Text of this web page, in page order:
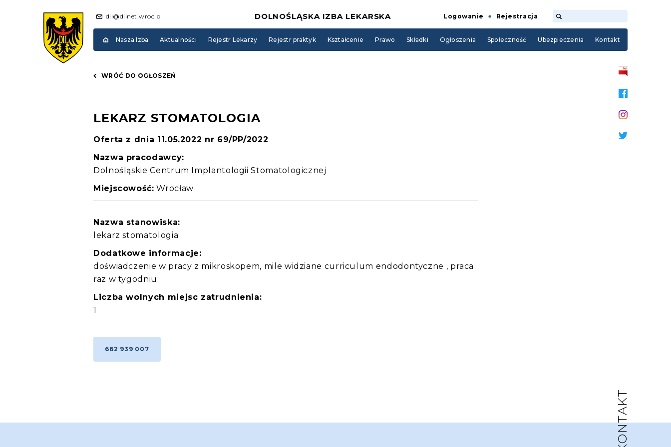
dil@dilnet.wroc.pl DOLNOŚLĄSKA IZBA LEKARSKA Logowanie Rejestracja
Nasza Izba Aktualności Rejestr Lekarzy Rejestr praktyk Kształcenie Prawo Składki Ogłoszenia Społeczność Ubezpieczenia Kontakt
WRÓĆ DO OGŁOSZEŃ
LEKARZ STOMATOLOGIA
Oferta z dnia 11.05.2022 nr 69/PP/2022
Nazwa pracodawcy:
Dolnośląskie Centrum Implantologii Stomatologicznej
Miejscowość: Wrocław
Nazwa stanowiska:
lekarz stomatologia
Dodatkowe informacje:
doświadczenie w pracy z mikroskopem, mile widziane curriculum endodontyczne , praca
raz w tygodniu
Liczba wolnych miejsc zatrudnienia:
1
662 939 007
KONTAKT